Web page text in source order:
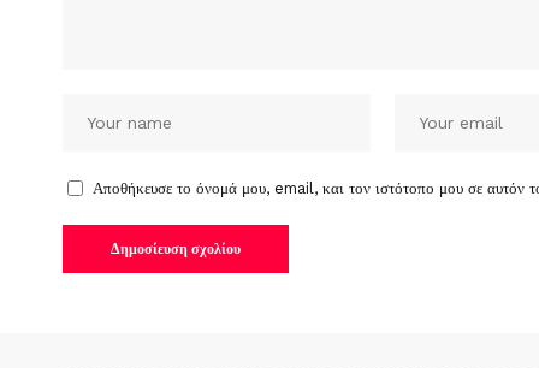
Αποθήκευσε το όνομά μου, email, και τον ιστότοπο μου σε αυτόν